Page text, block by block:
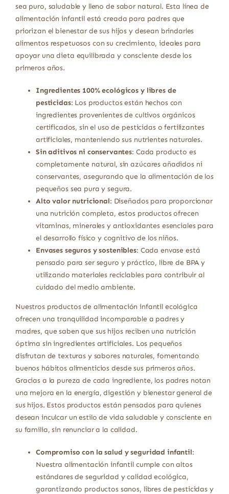
sea puro, saludable y lleno de sabor natural. Esta línea de
alimentación infantil está creada para padres que
priorizan el bienestar de sus hijos y desean brindarles
alimentos respetuosos con su crecimiento, ideales para
apoyar una dieta equilibrada y consciente desde los
primeros años.
Ingredientes 100% ecológicos y libres de
pesticidas: Los productos están hechos con
ingredientes provenientes de cultivos orgánicos
certificados, sin el uso de pesticidas o fertilizantes
artificiales, manteniendo sus nutrientes naturales.
Sin aditivos ni conservantes: Cada producto es
completamente natural, sin azúcares añadidos ni
conservantes, asegurando que la alimentación de los
pequeños sea pura y segura.
Alto valor nutricional: Diseñados para proporcionar
una nutrición completa, estos productos ofrecen
vitaminas, minerales y antioxidantes esenciales para
el desarrollo físico y cognitivo de los niños.
Envases seguros y sostenibles: Cada envase está
pensado para ser seguro y práctico, libre de BPA y
utilizando materiales reciclables para contribuir al
cuidado del medio ambiente.
Nuestros productos de alimentación infantil ecológica
ofrecen una tranquilidad incomparable a padres y
madres, que saben que sus hijos reciben una nutrición
óptima sin ingredientes artificiales. Los pequeños
disfrutan de texturas y sabores naturales, fomentando
buenos hábitos alimenticios desde sus primeros años.
Gracias a la pureza de cada ingrediente, los padres notan
una mejora en la energía, digestión y bienestar general de
sus hijos. Estos productos están pensados para quienes
desean inculcar un estilo de vida saludable y consciente en
su familia, sin renunciar a la calidad.
Compromiso con la salud y seguridad infantil:
Nuestra alimentación infantil cumple con altos
estándares de seguridad y calidad ecológica,
garantizando productos sanos, libres de pesticidas y